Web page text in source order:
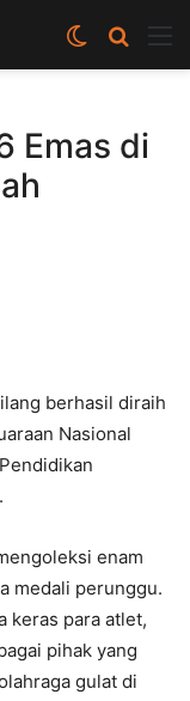
Cari
berita
Switch
skin
Emas di
berhasil diraih
Nasional
enam
medali perunggu.
keras para atlet,
pihak yang
gulat di